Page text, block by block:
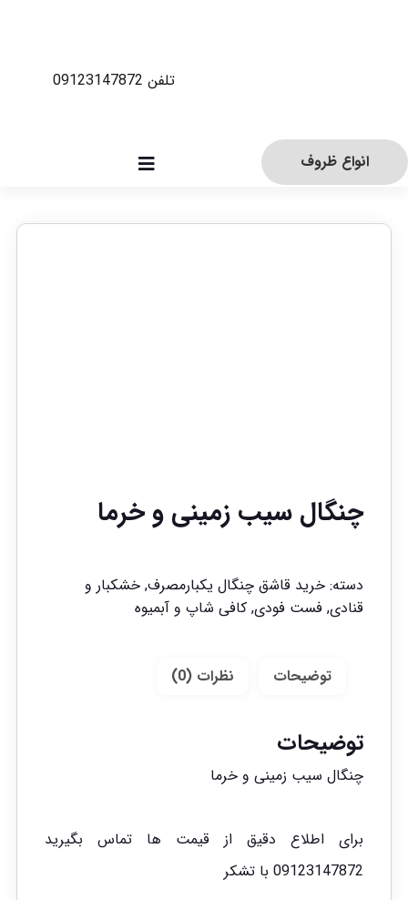
تلفن 09123147872
انواع ظروف
چنگال سیب زمینی و خرما
دسته: خرید قاشق چنگال یکبارمصرف, خشکبار و
قنادی, فست فودی, کافی شاپ و آبمیوه
توضیحات نظرات (0)
توضیحات
چنگال سیب زمینی و خرما
برای اطلاع دقیق از قیمت ها تماس بگیرید
09123147872 با تشکر